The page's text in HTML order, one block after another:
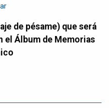
el Álbum de Memorias